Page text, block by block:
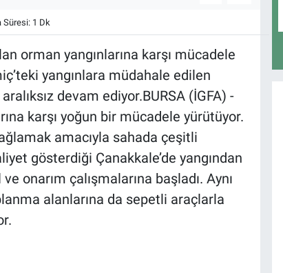
Süresi: 1 Dk
orman yangınlarına karşı mücadele
yangınlara müdahale edilen
devam ediyor.BURSA (İGFA) -
karşı yoğun bir mücadele yürütüyor.
amacıyla sahada çeşitli
gösterdiği Çanakkale’de yangından
onarım çalışmalarına başladı. Aynı
alanlarına da sepetli araçlarla